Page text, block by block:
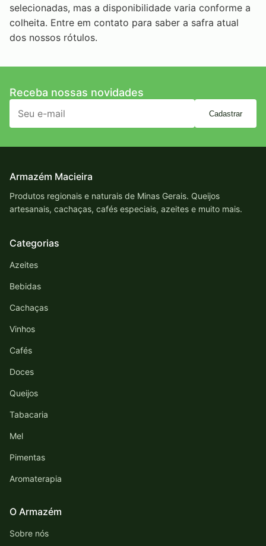
selecionadas, mas a disponibilidade varia conforme a
colheita. Entre em contato para saber a safra atual
dos nossos rótulos.
Receba nossas novidades
Cadastrar
Armazém Macieira
Produtos regionais e naturais de Minas Gerais. Queijos
artesanais, cachaças, cafés especiais, azeites e muito mais.
Categorias
Azeites
Bebidas
Cachaças
Vinhos
Cafés
Doces
Queijos
Tabacaria
Mel
Pimentas
Aromaterapia
O Armazém
Sobre nós